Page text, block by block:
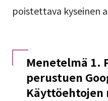
poistettava kyseinen
Menetelmä 1.
perustuen
Käyttöehtojen